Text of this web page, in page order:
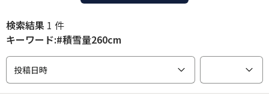
検索結果 1 件
キーワード:#積雪量260cm
投稿日時